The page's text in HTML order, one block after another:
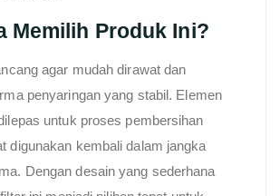
Memilih Produk Ini?
agar mudah dirawat dan
penyaringan yang stabil. Elemen
untuk proses pembersihan
digunakan kembali dalam jangka
Dengan desain yang sederhana